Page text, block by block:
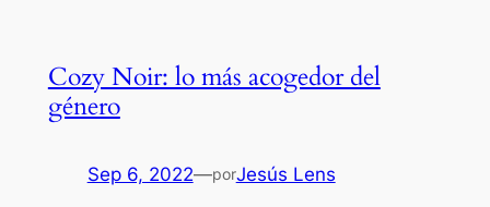
Cozy Noir: lo más acogedor del
género
Sep 6, 2022—porJesús Lens